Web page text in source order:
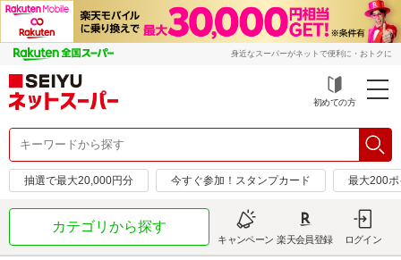
身近なスーパーがネットで便利に・おトクに
初めての方
抽選で最大20,000円分 今すぐ参加！スタンプカード 最大200
カテゴリから探す
キャンペーン 楽天会員登録 ログイン